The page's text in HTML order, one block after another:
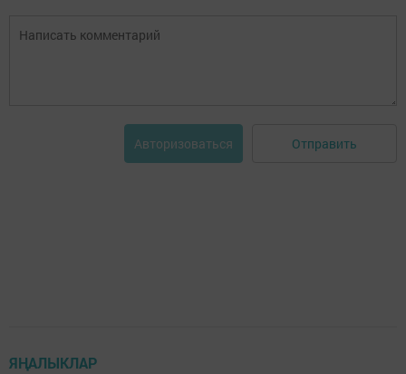
Авторизоваться Отправить
ЯҢАЛЫКЛАР